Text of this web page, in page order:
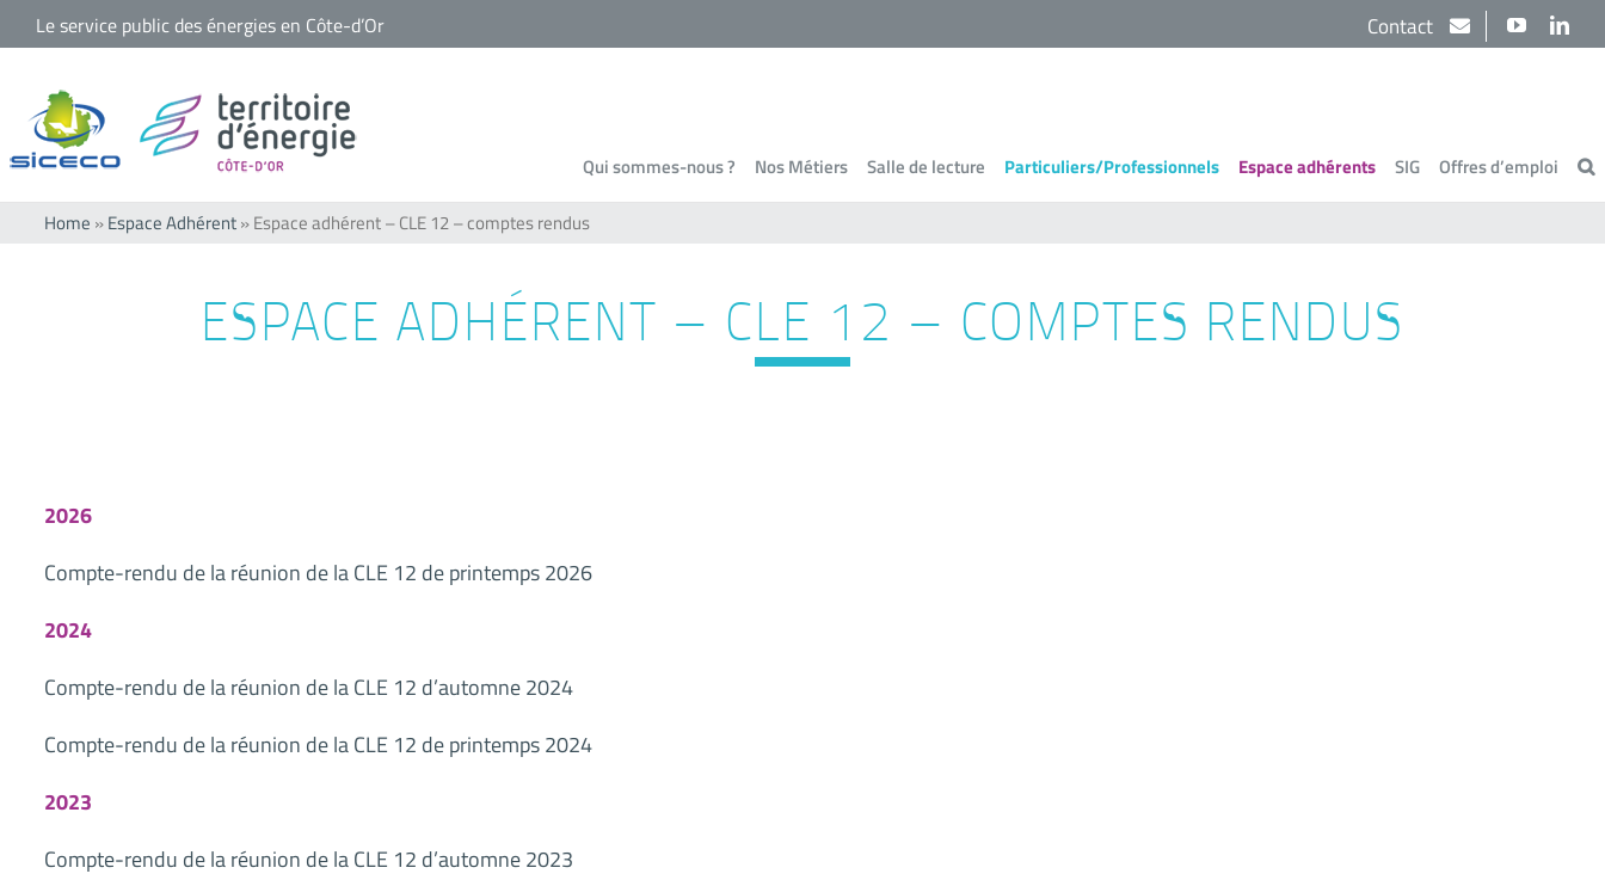
Passer
contenu
Le service public des énergies en Côte-d’Or YouTube
Contact
Qui sommes-nous ? Nos Métiers Salle de lecture Particuliers/Professionnels Espace adhérents SIG Offres d’emploi
Home »Espace Adhérent»Espace adhérent – CLE 12 – comptes rendus
ESPACE ADHÉRENT – CLE 12 – COMPTES RENDUS
2026
Compte-rendu de la réunion de la CLE 12 de printemps 2026
2024
Compte-rendu de la réunion de la CLE 12 d’automne 2024
Compte-rendu de la réunion de la CLE 12 de printemps 2024
2023
Compte-rendu de la réunion de la CLE 12 d’automne 2023